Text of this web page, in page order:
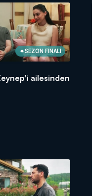
SEZON FİNALİ
ailesinden